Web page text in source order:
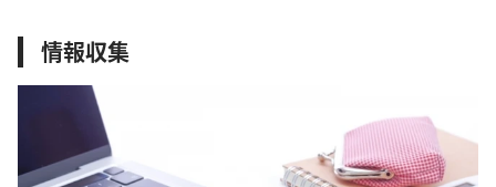
情報収集